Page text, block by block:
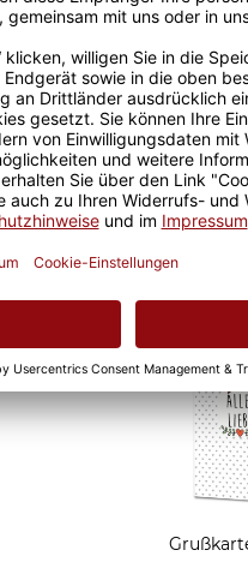
Anlass.
Liebe
sind
Freude an
am
Tasse